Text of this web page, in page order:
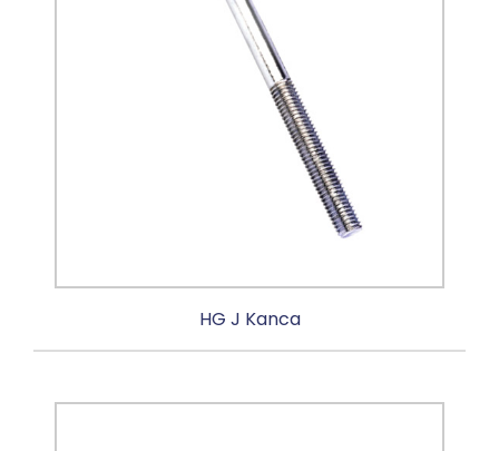
HG J Kanca